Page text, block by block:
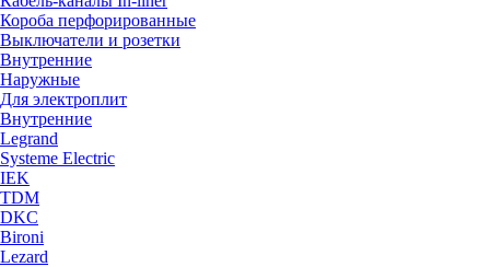
Короба перфорированные
Выключатели и розетки
Внутренние
Наружные
Для электроплит
Внутренние
Legrand
Systeme Electric
IEK
TDM
DKC
Bironi
Lezard